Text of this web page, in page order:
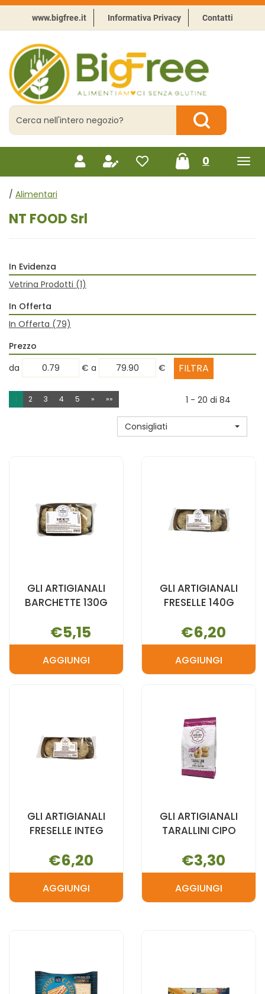
Passa
contenuto
principale
www.bigfree.it Informativa Privacy Contatti
BigFree
-
Punto
celiachia
Cerca
Prodotto
Cerca Prodotto
0prodotti
inseriti
/ Alimentari
NT FOOD Srl
In Evidenza
Vetrina Prodotti (1)
In Offerta
In Offerta (79)
Prezzo
filtra
da € filtra
a €
1 2 3 4 5 » »» 1 - 20 di 84
Consigliati
GLI ARTIGIANALI
BARCHETTE 130G
€5,15
AGGIUNGIAGGIUNGI GLI
GLI ARTIGIANALI
FRESELLE 140G
€6,20
AGGIUNGIAGGIUNGI
140G AL
CARRELLO
GLI ARTIGIANALI
FRESELLE INTEG
€6,20
AGGIUNGIAGGIUNGI GLI
GLI ARTIGIANALI
TARALLINI CIPO
€3,30
AGGIUNGIAGGIUNGI